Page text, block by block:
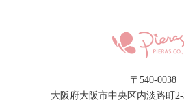
〒540-0038
大阪府大阪市中央区内淡路町